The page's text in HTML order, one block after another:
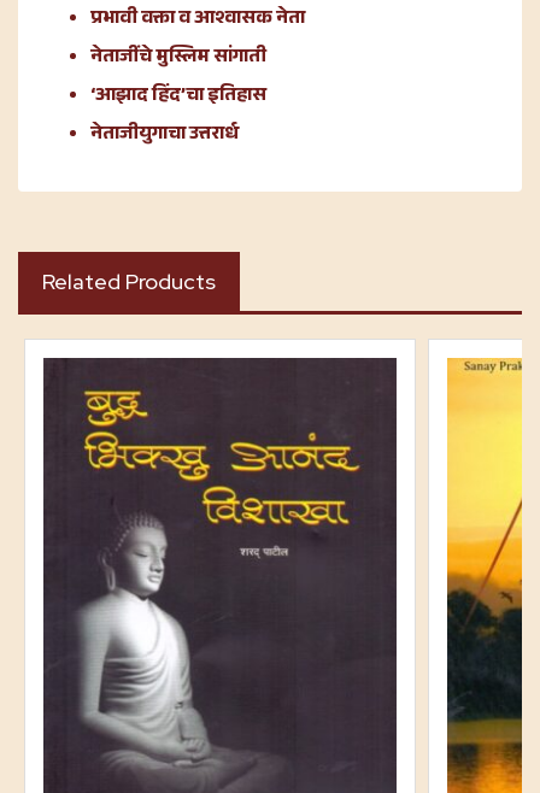
प्रभावी वक्ता व आश्वासक नेता
नेताजींचे मुस्लिम सांगाती
‘आझाद हिंद’चा इतिहास
नेताजीयुगाचा उत्तरार्ध
Related Products